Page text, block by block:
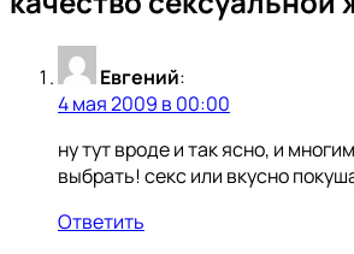
Евгений:
4 мая 2009 в 00:00
ну тут вроде и так ясно, и
выбрать! секс или вкусно
Ответить